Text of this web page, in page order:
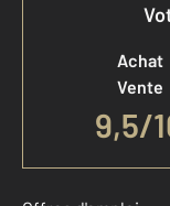
Achat
Vente
9,5/